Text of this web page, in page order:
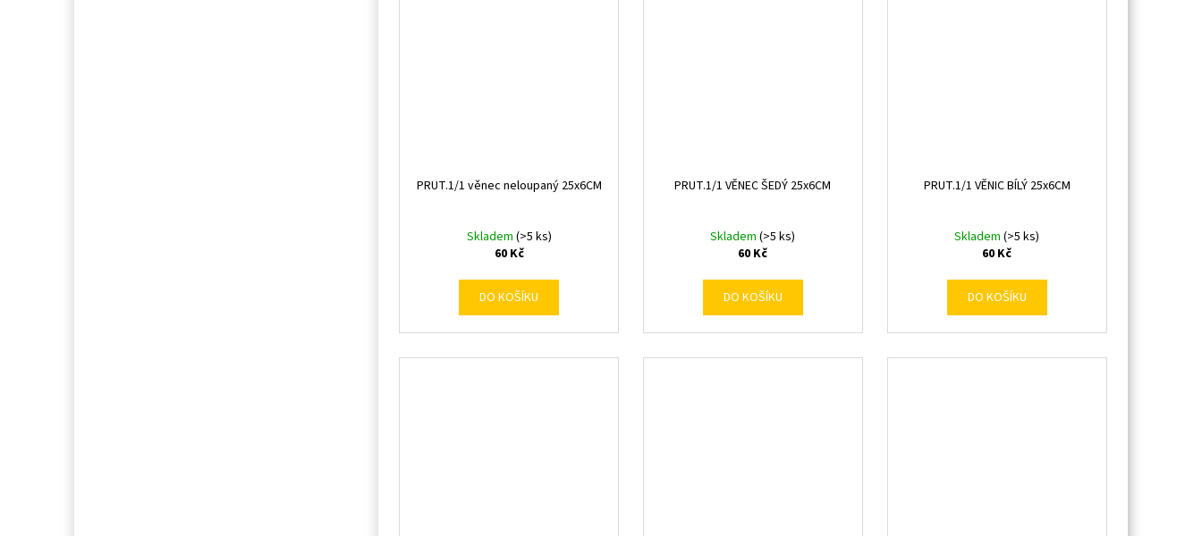
PRUT.1/1 věnec neloupaný 25x6CM
Skladem (>5 ks)
60 Kč
DO KOŠÍKU
PRUT.1/1 VĚNEC ŠEDÝ 25x6CM
Skladem(>5 ks)
60 Kč
DO KOŠÍKU
PRUT.1/1 VĚNIC BÍLÝ 25x6CM
Skladem(>5 ks)
60 Kč
DO KOŠÍKU